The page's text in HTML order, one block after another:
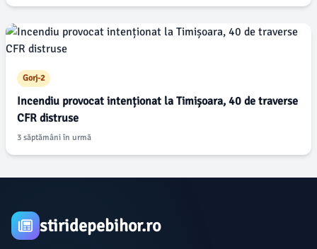
Gorj-2
Incendiu provocat intenționat la Timișoara, 40 de traverse
CFR distruse
3 săptămâni în urmă
stiridepebihor.ro